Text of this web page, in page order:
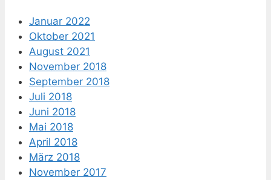
Januar 2022
Oktober 2021
August 2021
November 2018
September 2018
Juli 2018
Juni 2018
Mai 2018
April 2018
März 2018
November 2017